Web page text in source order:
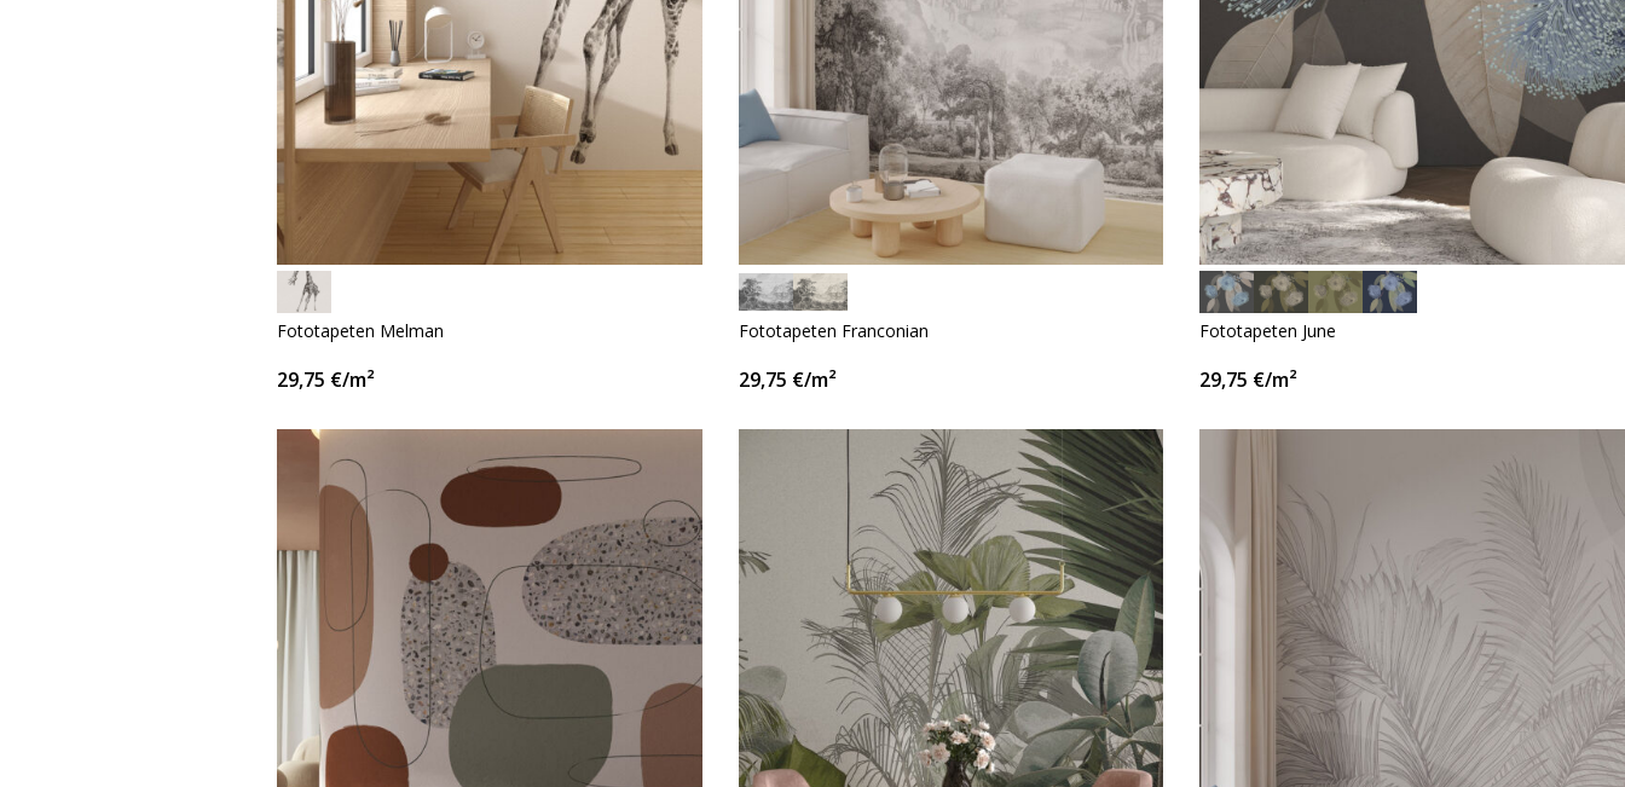
Fototapeten Melman
29,75 €/m²
Fototapeten Franconian
29,75 €/m²
Fototapeten June
29,75 €/m²